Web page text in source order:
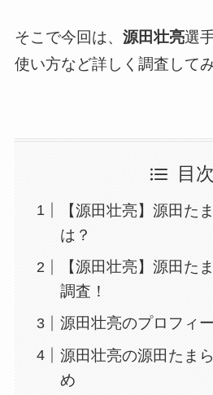
そこで今回は、 源田壮亮選
使い方など詳しく調査して
目次
【源田壮亮】源田た
は？
【源田壮亮】源田た
調査！
源田壮亮のプロフィー
源田壮亮の源田たま
め